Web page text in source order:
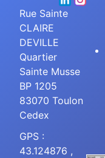
Rue Sainte
CLAIRE
DEVILLE
Quartier
Sainte Musse
BP 1205
83070 Toulon
Cedex
GPS :
43.124876 ,